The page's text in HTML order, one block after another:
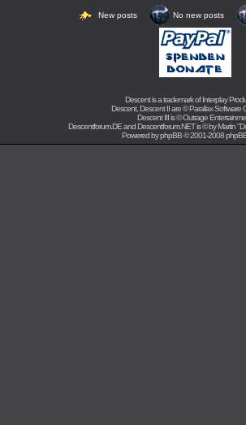
New posts No new posts
Descent is a trademark ofInterplay
Descent, Descent II are ©Parallax Software
Descent III is ©Outrage
Descentforum.DE and Descentforum.NET is © byMartin
Powered byphpBB© 2001-2008